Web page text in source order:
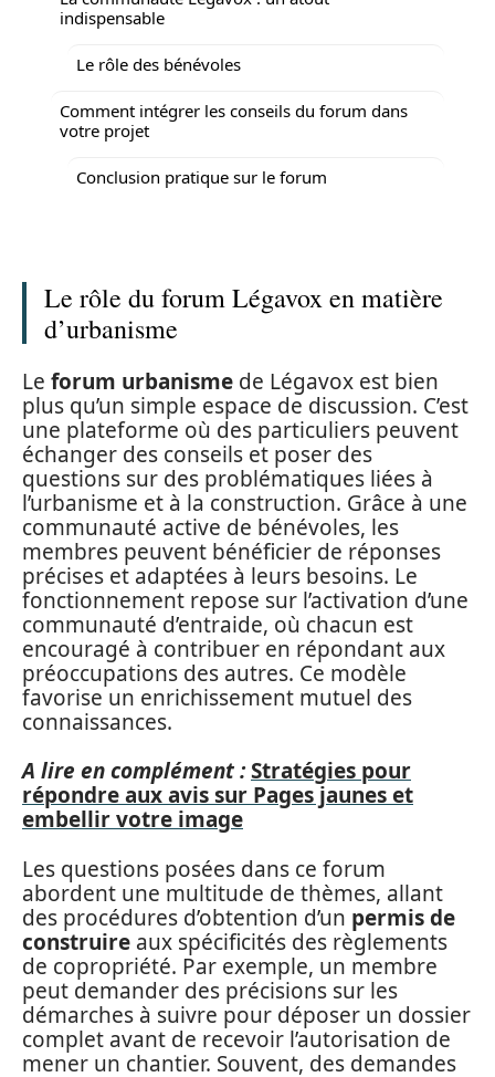
indispensable
Le rôle des bénévoles
Comment intégrer les conseils du forum dans
votre projet
Conclusion pratique sur le forum
Le rôle du forum Légavox en matière
d’urbanisme
Le forum urbanisme de Légavox est bien
plus qu’un simple espace de discussion. C’est
une plateforme où des particuliers peuvent
échanger des conseils et poser des
questions sur des problématiques liées à
l’urbanisme et à la construction. Grâce à une
communauté active de bénévoles, les
membres peuvent bénéficier de réponses
précises et adaptées à leurs besoins. Le
fonctionnement repose sur l’activation d’une
communauté d’entraide, où chacun est
encouragé à contribuer en répondant aux
préoccupations des autres. Ce modèle
favorise un enrichissement mutuel des
connaissances.
A lire en complément :Stratégies pour
répondre aux avis sur Pages jaunes et
embellir votre image
Les questions posées dans ce forum
abordent une multitude de thèmes, allant
des procédures d’obtention d’un permis de
construire aux spécificités des règlements
de copropriété. Par exemple, un membre
peut demander des précisions sur les
démarches à suivre pour déposer un dossier
complet avant de recevoir l’autorisation de
mener un chantier. Souvent, des demandes